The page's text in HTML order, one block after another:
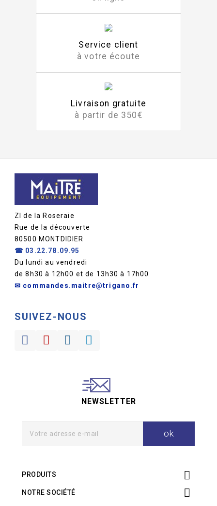
Service client
à votre écoute
Livraison gratuite
à partir de 350€
ZI de la Roseraie
Rue de la découverte
80500 MONTDIDIER
☎ 03.22.78.09.95
Du lundi au vendredi
de 8h30 à 12h00 et de 13h30 à 17h00
✉ commandes.maitre@trigano.fr
SUIVEZ-NOUS
NEWSLETTER
PRODUITS 
NOTRE SOCIÉTÉ 